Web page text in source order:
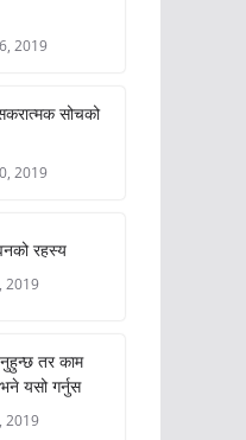
2019
सोचको
2019
रहस्य
2019
तर काम
यसो गर्नुस
2019